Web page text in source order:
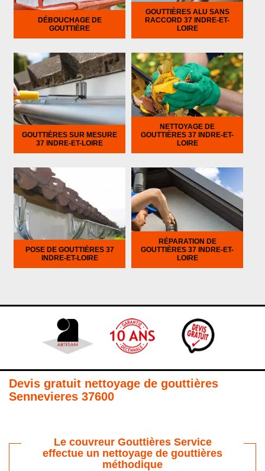
DÉBOUCHAGE DE
GOUTTIÈRE
GOUTTIÈRES ALU SANS
RACCORD 37 INDRE-ET-
LOIRE
GOUTTIÈRES SUR MESURE
37 INDRE-ET-LOIRE
NETTOYAGE DE
GOUTTIÈRES 37 INDRE-ET-
LOIRE
POSE DE GOUTTIÈRES 37
INDRE-ET-LOIRE
RÉPARATION DE
GOUTTIÈRES 37 INDRE-ET-
LOIRE
Devis gratuit nettoyage de gouttières
Sennevieres 37600
Le couvreur Gouttières Service
effectue un nettoyage de gouttières
méthodique